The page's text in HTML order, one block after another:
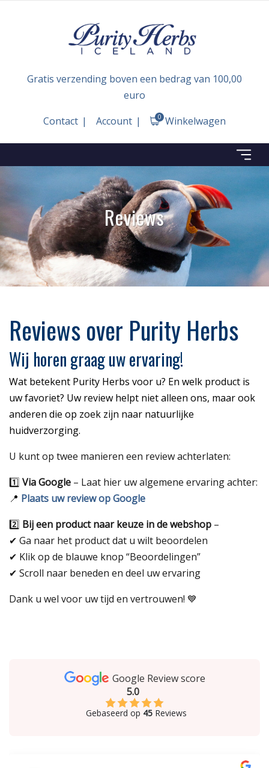
Gratis verzending boven een bedrag van 100,00
euro
Contact
Account Winkelwagen
0
Reviews
Reviews over Purity Herbs
Wij horen graag uw ervaring!
Wat betekent Purity Herbs voor u? En welk product is
uw favoriet? Uw review helpt niet alleen ons, maar ook
anderen die op zoek zijn naar natuurlijke
huidverzorging.
U kunt op twee manieren een review achterlaten:
1️⃣ Via Google – Laat hier uw algemene ervaring achter:
📍 Plaats uw review op Google
2️⃣ Bij een product naar keuze in de webshop –
✔ Ga naar het product dat u wilt beoordelen
✔ Klik op de blauwe knop “Beoordelingen”
✔ Scroll naar beneden en deel uw ervaring
Dank u wel voor uw tijd en vertrouwen! 💙
Google Review score
5.0
Gebaseerd op 45Reviews